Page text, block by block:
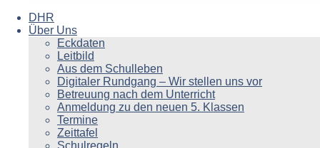
DHR
Über Uns
Eckdaten
Leitbild
Aus dem Schulleben
Digitaler Rundgang – Wir stellen uns vor
Betreuung nach dem Unterricht
Anmeldung zu den neuen 5. Klassen
Termine
Zeittafel
Schulregeln